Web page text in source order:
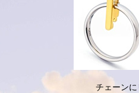
チェーンに